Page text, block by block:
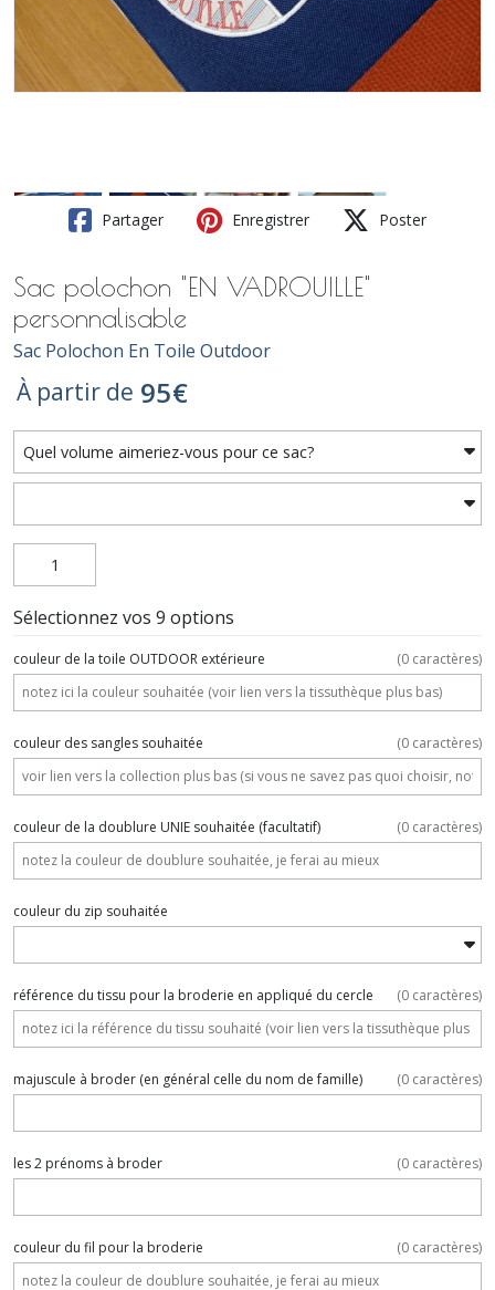
Partager Enregistrer Poster
Sac polochon "EN VADROUILLE"
personnalisable
Sac Polochon En Toile Outdoor
À partir de 95€
Sélectionnez vos 9 options
couleur de la toile OUTDOOR extérieure (0 caractères)
couleur des sangles souhaitée (0 caractères)
couleur de la doublure UNIE souhaitée (facultatif) (0 caractères)
couleur du zip souhaitée
référence du tissu pour la broderie en appliqué du cercle (0 caractères)
majuscule à broder (en général celle du nom de famille) (0 caractères)
les 2 prénoms à broder (0 caractères)
couleur du fil pour la broderie (0 caractères)